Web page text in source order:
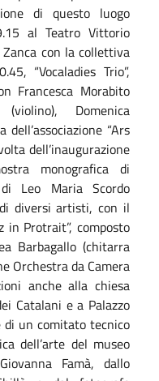
di questo luogo
al Teatro Vittorio
con la collettiva
“Vocaladies Trio”,
Francesca Morabito
Domenica
“Ars
dell’inaugurazione
monografica di
Leo Maria Scordo
diversi artisti, con il
in Protrait”, composto
Barbagallo (chitarra
Orchestra da Camera
anche alla chiesa
Catalani e a Palazzo
di un comitato tecnico
dell’arte del museo
Famà, dallo